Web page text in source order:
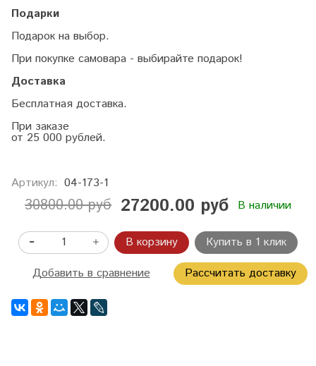
Подарки
Подарок на выбор.
При покупке самовара - выбирайте подарок!
Доставка
Бесплатная доставка.
При заказе
от 25 000 рублей.
Артикул: 04-173-1
30800.00 руб 27200.00 руб В наличии
В корзину
Купить в 1 клик
Добавить в сравнение
Рассчитать доставку